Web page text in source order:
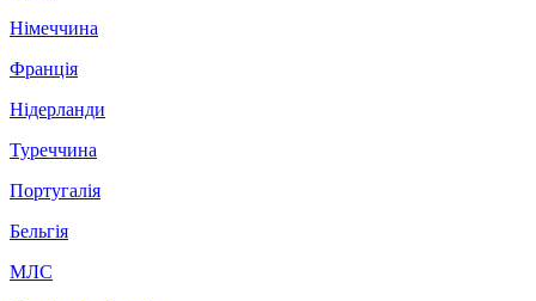
Німеччина
Франція
Нідерланди
Туреччина
Португалія
Бельгія
МЛС